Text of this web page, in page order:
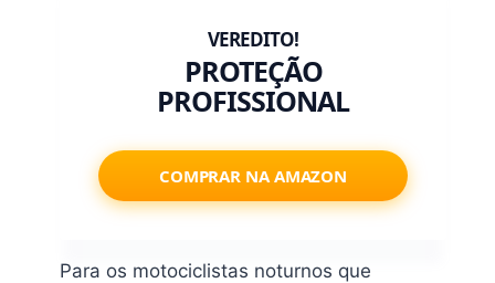
PROTEÇÃO
PROFISSIONAL
COMPRAR NA AMAZON
Para os motociclistas noturnos que